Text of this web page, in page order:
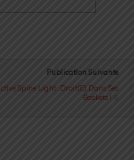
Publication Suivante
Spine Light : Droit(e) Dans Ses
Baskets !